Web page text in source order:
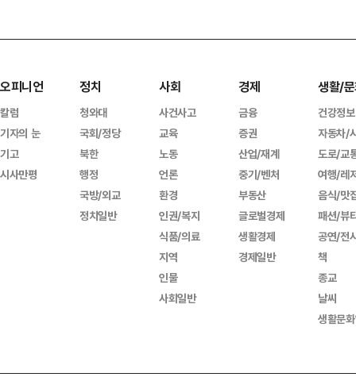
오피니언
칼럼
기자의 눈
기고
시사만평
정치
청와대
국회/정당
북한
행정
국방/외교
정치일반
사회
사건사고
교육
노동
언론
환경
인권/복지
식품/의료
지역
인물
사회일반
경제
금융
증권
산업/재계
중기/벤처
부동산
글로벌경제
생활경제
경제일반
생활/
건강정보
자동차/
도로/교
여행/레
음식/맛
패션/뷰
공연/전
책
종교
날씨
생활문